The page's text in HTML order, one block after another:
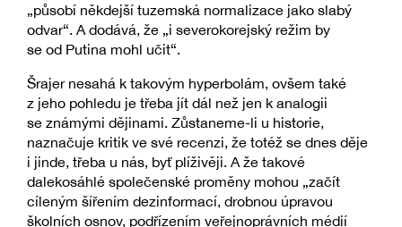
„působí někdejší tuzemská normalizace jako slabý
odvar“. A dodává, že „i severokorejský režim by
se od Putina mohl učit“.
Šrajer nesahá k takovým hyperbolám, ovšem také
z jeho pohledu je třeba jít dál než jen k analogii
se známými dějinami. Zůstaneme-li u historie,
naznačuje kritik ve své recenzi, že totéž se dnes děje
i jinde, třeba u nás, byť plíživěji. A že takové
dalekosáhlé společenské proměny mohou „začít
cíleným šířením dezinformací, drobnou úpravou
školních osnov, podřízením veřejnoprávních médií